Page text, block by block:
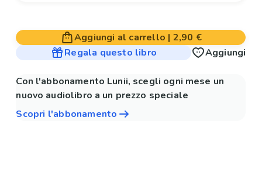
Aggiungi al carrello | 2,90 €
Regala questo libro
Aggiungi
Con l'abbonamento Lunii, scegli ogni mese un
nuovo audiolibro a un prezzo speciale
Scopri l'abbonamento